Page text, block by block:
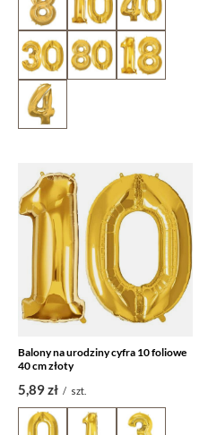
Balony na urodziny cyfra 10 foliowe
40 cm złoty
5,89 zł / szt.